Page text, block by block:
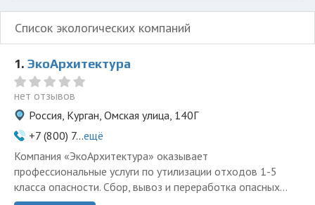
Список экологических компаний
1. ЭкоАрхитектура
нет отзывов
Россия, Курган, Омская улица, 140Г
+7 (800) 7...ещё
Компания «ЭкоАрхитектура» оказывает
профессиональные услуги по утилизации отходов 1-5
класса опасности. Сбор, вывоз и переработка опасных...